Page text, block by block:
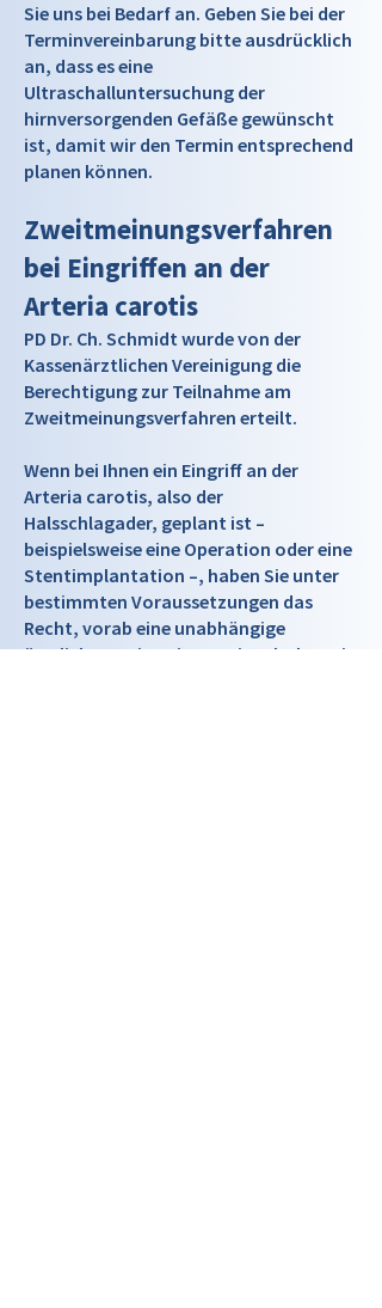
Sie uns bei Bedarf an. Geben Sie bei der
Terminvereinbarung bitte ausdrücklich
an, dass es eine
Ultraschalluntersuchung der
hirnversorgenden Gefäße gewünscht
ist, damit wir den Termin entsprechend
planen können.
Zweitmeinungsverfahren
bei Eingriffen an der
Arteria carotis
PD Dr. Ch. Schmidt wurde von der
Kassenärztlichen Vereinigung die
Berechtigung zur Teilnahme am
Zweitmeinungsverfahren erteilt.
Wenn bei Ihnen ein Eingriff an der
Arteria carotis, also der
Halsschlagader, geplant ist –
beispielsweise eine Operation oder eine
Stentimplantation –, haben Sie unter
bestimmten Voraussetzungen das
Recht, vorab eine unabhängige
ärztliche Zweitmeinung einzuholen. Die